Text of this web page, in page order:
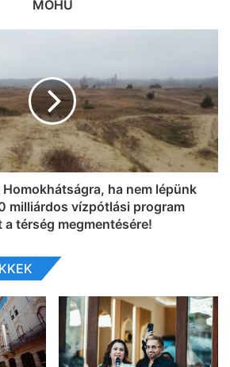
MOHU
Homokhátságra, ha nem lépünk
milliárdos vízpótlási program
a térség megmentésére!